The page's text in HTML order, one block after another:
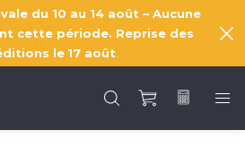
du 10 au 14 août – Aucune
cette période. Reprise des
le 17 août